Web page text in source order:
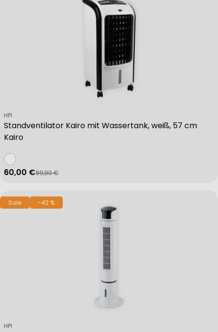
Standventilator Kairo mit Wassertank, weiß, 57 cm
Kairo
Verkäufer:
HPI
Verkaufspreis
60,00 €
Regulärer Preis
89,90 €
Sale -42 %
Verkäufer:
HPI